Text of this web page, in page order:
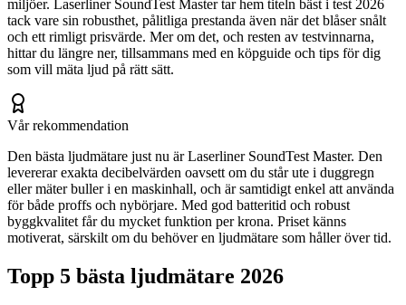
miljöer. Laserliner SoundTest Master tar hem titeln bäst i test 2026
tack vare sin robusthet, pålitliga prestanda även när det blåser snålt
och ett rimligt prisvärde. Mer om det, och resten av testvinnarna,
hittar du längre ner, tillsammans med en köpguide och tips för dig
som vill mäta ljud på rätt sätt.
Vår rekommendation
Den bästa ljudmätare just nu är Laserliner SoundTest Master. Den
levererar exakta decibelvärden oavsett om du står ute i duggregn
eller mäter buller i en maskinhall, och är samtidigt enkel att använda
för både proffs och nybörjare. Med god batteritid och robust
byggkvalitet får du mycket funktion per krona. Priset känns
motiverat, särskilt om du behöver en ljudmätare som håller över tid.
Topp 5 bästa ljudmätare 2026